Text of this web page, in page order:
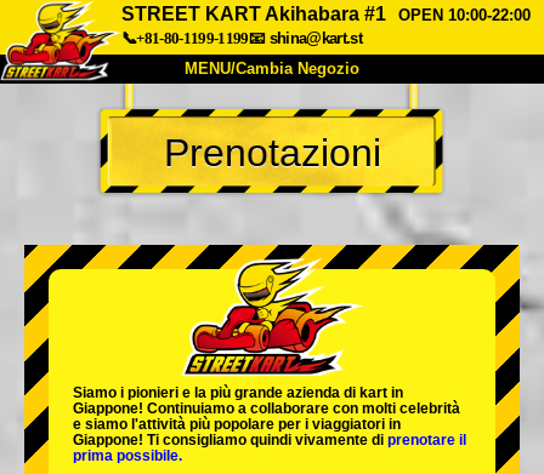
STREET KART Akihabara #1
OPEN 10:00-22:00
📞+81-80-1199-1199📧 shina@kart.st
MENU/Cambia Negozio
INIZIO
Chi Siamo Specifiche Prezzo
Azienda Prenotazioni
Cambia Negozio
Tokyo Shinagawa Tokyo Akihabara#1
Tokyo Akihabara#2
Tokyo Shibuya Annex Tokyo Bay
Tokyo Asakusa Osaka
Prenotazioni
Siamo i pionieri e la più grande azienda di kart in
Giappone! Continuiamo a collaborare con molti celebrità
e siamo l'attività più popolare per i viaggiatori in
Giappone! Ti consigliamo quindi vivamente di prenotare il
prima possibile.